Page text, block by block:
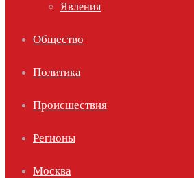
Явления
Общество
Политика
Происшествия
Регионы
Москва